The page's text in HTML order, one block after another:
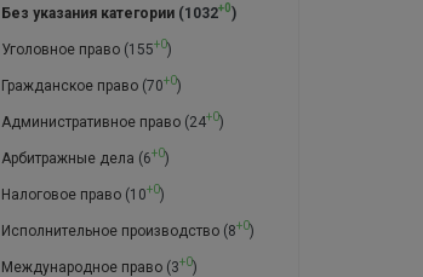
Без указания категории(1032+0)
Уголовное право(155+0)
Гражданское право(70+0)
Административное право(24+0)
Арбитражные дела (6+0)
Налоговое право(10+0)
Исполнительное производство(8+0)
Международное право(3+0)